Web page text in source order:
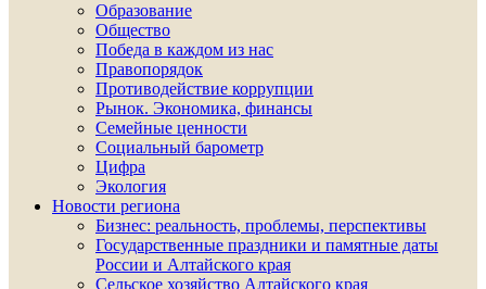
Образование
Общество
Победа в каждом из нас
Правопорядок
Противодействие коррупции
Рынок. Экономика, финансы
Семейные ценности
Социальный барометр
Цифра
Экология
Новости региона
Бизнес: реальность, проблемы, перспективы
Государственные праздники и памятные даты
России и Алтайского края
Сельское хозяйство Алтайского края